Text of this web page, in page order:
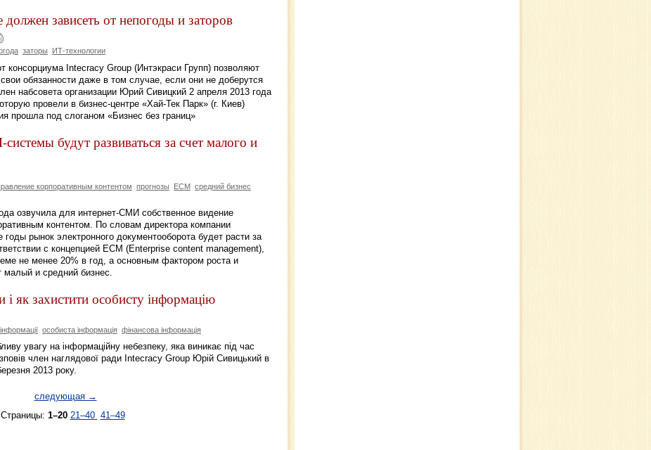
зависеть от непогоды и заторов
заторы ИТ-технологии
консорциума Intecracy Group (Интэкраси Групп) позволяют
обязанности даже в том случае, если они не доберутся
набсовета организации Юрий Сивицкий 2 апреля 2013 года
провели в бизнес-центре «Хай-Тек Парк» (г. Киев)
прошла под слоганом «Бизнес без границ»
будут развиваться за счет малого и
корпоративным контентом прогнозы ECM средний бизнес
озвучила для интернет-СМИ собственное видение
контентом. По словам директора компании
рынок электронного документооборота будет расти за
с концепцией ECM (Enterprise content management),
не менее 20% в год, а основным фактором роста и
малый и средний бизнес.
як захистити особисту інформацію
особиста інформація фінансова інформація
увагу на інформаційну небезпеку, яка виникає під час
член наглядової ради Intecracy Group Юрій Сивицький в
2013 року.
следующая →
Страницы: 1–20 21–40 41–49